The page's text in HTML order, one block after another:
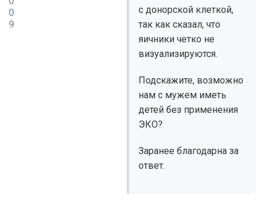
0
9
с донорской клеткой,
так как сказал, что
яичники четко не
визуализируются.
Подскажите, возможно
нам с мужем иметь
детей без применения
ЭКО?
Заранее благодарна за
ответ.